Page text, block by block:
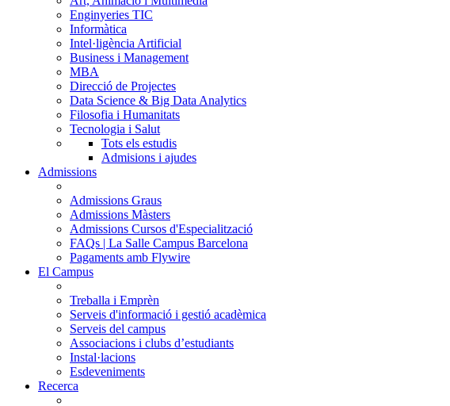
Enginyeries TIC
Informàtica
Intel·ligència Artificial
Business i Management
MBA
Direcció de Projectes
Data Science & Big Data Analytics
Filosofia i Humanitats
Tecnologia i Salut
Tots els estudis
Admisions i ajudes
Admissions
Admissions Graus
Admissions Màsters
Admissions Cursos d'Especialització
FAQs | La Salle Campus Barcelona
Pagaments amb Flywire
El Campus
Treballa i Emprèn
Serveis d'informació i gestió acadèmica
Serveis del campus
Associacions i clubs d’estudiants
Instal·lacions
Esdeveniments
Recerca